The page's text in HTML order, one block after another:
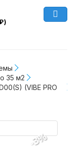
35 м2
(VIBE PRO
-3%